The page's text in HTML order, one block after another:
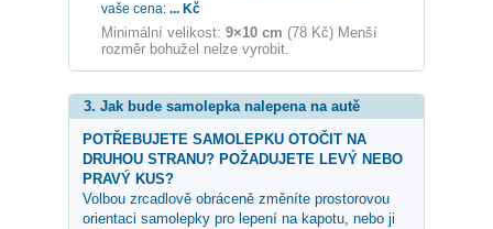
vaše cena: ... Kč
Minimální velikost: 9×10 cm (78 Kč) Menší
rozměr bohužel nelze vyrobit.
3. Jak bude samolepka nalepena na autě
POTŘEBUJETE SAMOLEPKU OTOČIT NA
DRUHOU STRANU? POŽADUJETE LEVÝ NEBO
PRAVÝ KUS?
Volbou zrcadlově obráceně změníte prostorovou
orientaci samolepky pro lepení na kapotu, nebo ji